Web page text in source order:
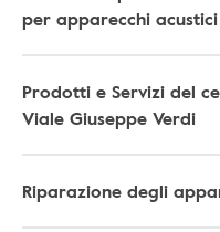
per apparecchi acustici
Prodotti e Servizi del
Viale Giuseppe Verdi
Riparazione degli